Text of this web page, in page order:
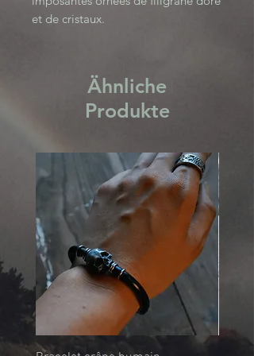
et de cristaux.
Ähnliche
Produkte